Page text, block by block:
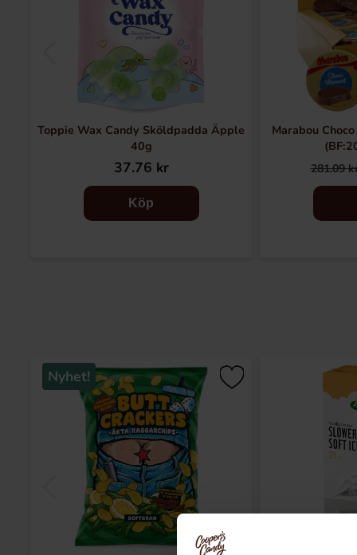
Toppie Wax Candy Sköldpadda Äpple
40g
37.76 kr
Köp
Marabou
281.09
Nyhet!